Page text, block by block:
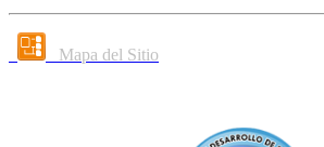
Mapa del Sitio